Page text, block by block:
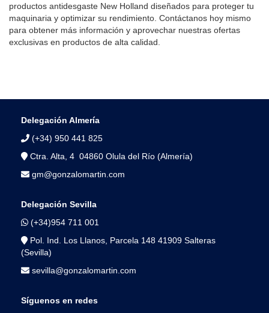
productos antidesgaste New Holland diseñados para proteger tu
maquinaria y optimizar su rendimiento. Contáctanos hoy mismo
para obtener más información y aprovechar nuestras ofertas
exclusivas en productos de alta calidad.
Delegación Almería
(+34) 950 441 825
Ctra. Alta, 4 04860 Olula del Río (Almería)
gm@gonzalomartin.com
Delegación Sevilla
(+34)954 711 001
Pol. Ind. Los Llanos, Parcela 148 41909 Salteras
(Sevilla)
sevilla@gonzalomartin.com
Síguenos en redes